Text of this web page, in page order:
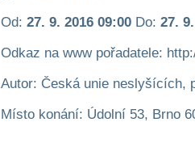
Od: 27. 9. 2016 09:00 Do: 27.
Odkaz na www pořadatele:
Autor: Česká unie neslyšících,
Místo konání: Údolní 53, Brno